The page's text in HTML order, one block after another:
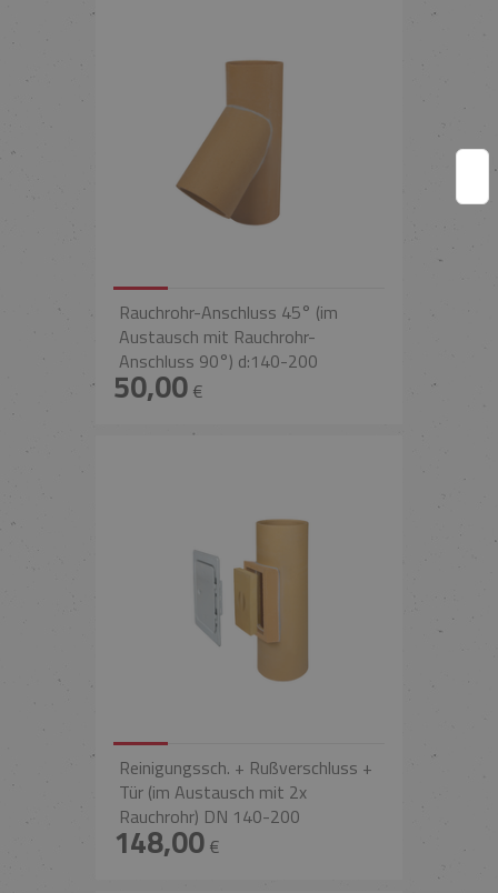
Rauchrohr-Anschluss 45° (im
Austausch mit Rauchrohr-
Anschluss 90°) d:140-200
50,00€
Reinigungssch. + Rußverschluss +
Tür (im Austausch mit 2x
Rauchrohr) DN 140-200
148,00€